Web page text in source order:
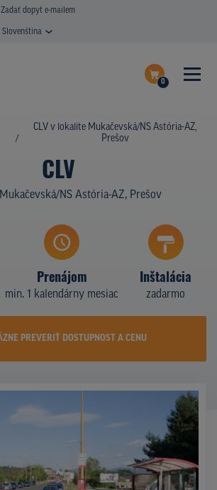
Zadať dopyt e-mailem
Slovenština
0
Dokončiť dopyt
DATABÁZA NOSIČOV
PLOCHY V AKCII
CENY
TYPY NOSIČOV
KTO SME
KONTAKTY
CLV v lokalite Mukačevská/NS Astória-AZ,
Prešov
CLV
NS Astória-AZ, Prešov
Prenájom
min. 1 kalendárny mesiac
Inštalácia
zadarmo
PREVERIŤ DOSTUPNOST A CENU